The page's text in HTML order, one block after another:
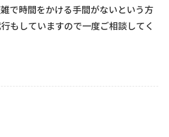
で時間をかける手間がないという方
もしていますので一度ご相談してく